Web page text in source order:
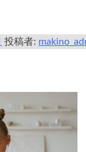
投稿者: